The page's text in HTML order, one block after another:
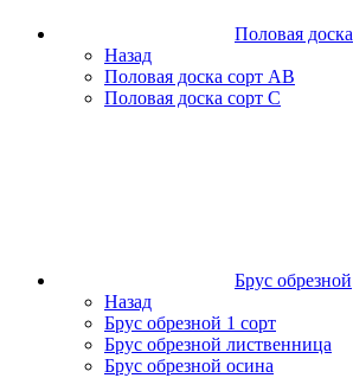
Половая доска
Назад
Половая доска сорт АВ
Половая доска сорт С
Брус обрезной
Назад
Брус обрезной 1 сорт
Брус обрезной лиственница
Брус обрезной осина